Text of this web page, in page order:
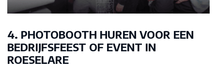
4. PHOTOBOOTH HUREN VOOR EEN
BEDRIJFSFEEST OF EVENT IN
ROESELARE